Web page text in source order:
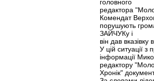
головного
редактора
Комендат
порушують
ЗАЙЧУКу і
він дав
У цій ситуації
інформації
редактору
Хронік"